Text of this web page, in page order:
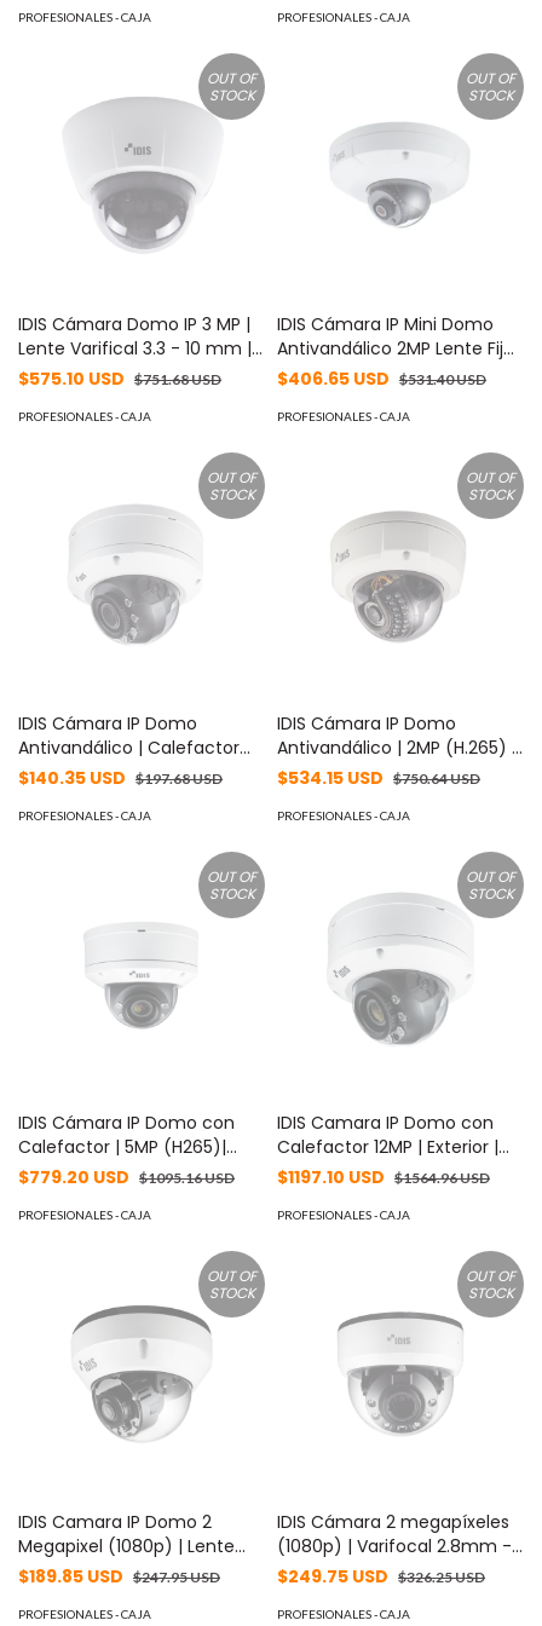
PoE/12V | WDR Real 120dB |
Audio Entrada y Salida MOD:
DC-B3303X
PROFESIONALES - CAJA
10mm, para Exterior, Entrada
WDR 120dB MOD: DC-D-
PROFESIONALES - CAJA
OUT OF
STOCK
IDIS Cámara Domo IP 3 MP |
Lente Varifical 3.3 - 10 mm |
IR 20 m | PoE | Entrada y
Micro SD | Audio de Dos Vías
$575.10 USD $751.68 USD
PROFESIONALES - CAJA
OUT OF
STOCK
IDIS Cámara IP Mini Domo
Antivandálico 2MP Lente Fijo
4mm, IR 15m, para Exterior
$406.65 USD $531.40 USD
PROFESIONALES - CAJA
OUT OF
STOCK
IDIS Cámara IP Domo
Antivandálico | Calefactor
2MP (H265) | Lente
12mm | Exterior | Entrada /
20m | WDR 120dB MOD: DC-
$140.35 USD $197.68 USD
PROFESIONALES - CAJA
OUT OF
STOCK
IDIS Cámara IP Domo
Antivandálico | 2MP (H.265) |
Lente MOTORIZADO Varifocal
/ Salida de Audio y Alarma |
$534.15 USD $750.64 USD
PROFESIONALES - CAJA
OUT OF
STOCK
IDIS Cámara IP Domo con
Calefactor | 5MP (H265)|
Lente Varifocal MOTORIZADO
Entrada/Salida de Audio y
$779.20 USD $1095.16 USD
PROFESIONALES - CAJA
OUT OF
STOCK
IDIS Camara IP Domo con
Calefactor 12MP | Exterior |
IK10 IP67 | Entrada y Salida de
| Entrada y Salida de Alarma |
$1197.10 USD $1564.96 USD
PROFESIONALES - CAJA
OUT OF
STOCK
IDIS Camara IP Domo 2
Megapixel (1080p) | Lente
Fijo | micro SD Hasta 256 GB |
Entrada y Salida | PoE | IR 30
$189.85 USD $247.95 USD
PROFESIONALES - CAJA
OUT OF
STOCK
IDIS Cámara 2 megapíxeles
(1080p) | Varifocal 2.8mm -
12mm | Audio bidireccional |
ONVIF | Día / Noche ICR |
$249.75 USD $326.25 USD
PROFESIONALES - CAJA